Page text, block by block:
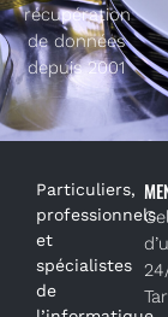
récupération
de données
depuis 2001
Particuliers,
professionnels
et
spécialistes
de